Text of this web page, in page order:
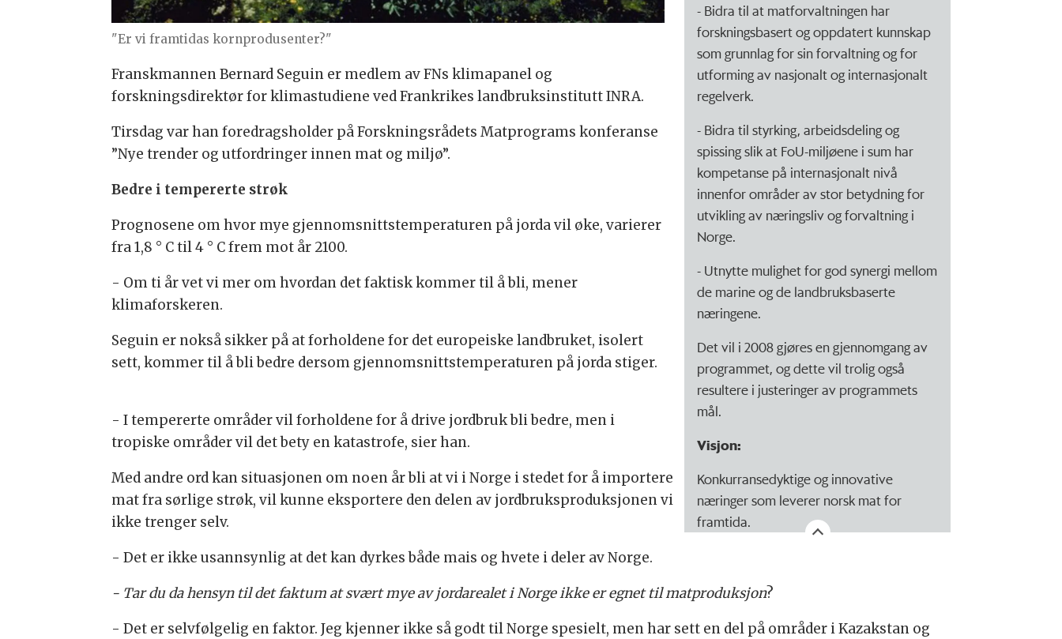
"Er vi framtidas kornprodusenter?"
- Bidra til at matforvaltningen har
forskningsbasert og oppdatert kunnskap
som grunnlag for sin forvaltning og for
utforming av nasjonalt og internasjonalt
regelverk.
- Bidra til styrking, arbeidsdeling og
spissing slik at FoU-miljøene i sum har
kompetanse på internasjonalt nivå
innenfor områder av stor betydning for
utvikling av næringsliv og forvaltning i
Norge.
- Utnytte mulighet for god synergi mellom
de marine og de landbruksbaserte
næringene.
Det vil i 2008 gjøres en gjennomgang av
programmet, og dette vil trolig også
resultere i justeringer av programmets
mål.
Visjon:
Konkurransedyktige og innovative
næringer som leverer norsk mat for
framtida.
Franskmannen Bernard Seguin er medlem av FNs klimapanel og
forskningsdirektør for klimastudiene ved Frankrikes landbruksinstitutt INRA.
Tirsdag var han foredragsholder på Forskningsrådets Matprograms konferanse
”Nye trender og utfordringer innen mat og miljø”.
Bedre i tempererte strøk
Prognosene om hvor mye gjennomsnittstemperaturen på jorda vil øke, varierer
fra 1,8 ° C til 4 ° C frem mot år 2100.
- Om ti år vet vi mer om hvordan det faktisk kommer til å bli, mener
klimaforskeren.
Seguin er nokså sikker på at forholdene for det europeiske landbruket, isolert
sett, kommer til å bli bedre dersom gjennomsnittstemperaturen på jorda stiger.
- I tempererte områder vil forholdene for å drive jordbruk bli bedre, men i
tropiske områder vil det bety en katastrofe, sier han.
Med andre ord kan situasjonen om noen år bli at vi i Norge i stedet for å importere
mat fra sørlige strøk, vil kunne eksportere den delen av jordbruksproduksjonen vi
ikke trenger selv.
- Det er ikke usannsynlig at det kan dyrkes både mais og hvete i deler av Norge.
- Tar du da hensyn til det faktum at svært mye av jordarealet i Norge ikke er egnet til matproduksjon?
- Det er selvfølgelig en faktor. Jeg kjenner ikke så godt til Norge spesielt, men har sett en del på områder i Kazakstan og